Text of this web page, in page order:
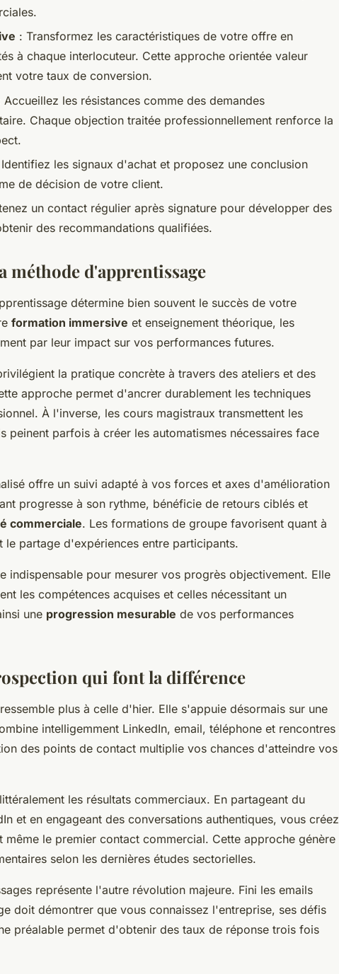
: Transformez les caractéristiques de votre offre en
à chaque interlocuteur. Cette approche orientée valeur
votre taux de conversion.
Accueillez les résistances comme des demandes
Chaque objection traitée professionnellement renforce la
les signaux d'achat et proposez une conclusion
de décision de votre client.
un contact régulier après signature pour développer des
des recommandations qualifiées.
méthode d'apprentissage
détermine bien souvent le succès de votre
formation immersive et enseignement théorique, les
par leur impact sur vos performances futures.
la pratique concrète à travers des ateliers et des
approche permet d'ancrer durablement les techniques
À l'inverse, les cours magistraux transmettent les
peinent parfois à créer les automatismes nécessaires face
offre un suivi adapté à vos forces et axes d'amélioration
progresse à son rythme, bénéficie de retours ciblés et
commerciale. Les formations de groupe favorisent quant à
partage d'expériences entre participants.
indispensable pour mesurer vos progrès objectivement. Elle
les compétences acquises et celles nécessitant un
une progression mesurable de vos performances
qui font la différence
plus à celle d'hier. Elle s'appuie désormais sur une
intelligemment LinkedIn, email, téléphone et rencontres
des points de contact multiplie vos chances d'atteindre vos
les résultats commerciaux. En partageant du
et en engageant des conversations authentiques, vous créez
même le premier contact commercial. Cette approche génère
selon les dernières études sectorielles.
représente l'autre révolution majeure. Fini les emails
doit démontrer que vous connaissez l'entreprise, ses défis
préalable permet d'obtenir des taux de réponse trois fois